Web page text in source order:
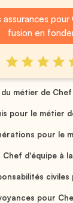
assurances
fusion en
métier de
pour le métier
pour le
Chef d'équipe à
civiles
pour